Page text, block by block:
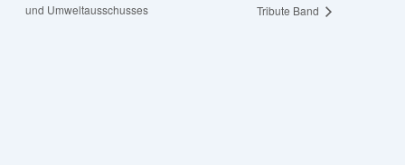
und Umweltausschusses
Tribute Band